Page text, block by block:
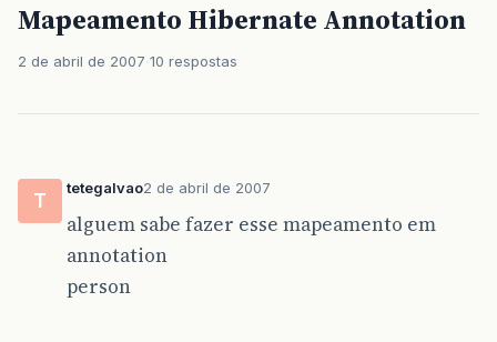
Mapeamento Hibernate Annotation
2 de abril de 2007 10 respostas
T
tetegalvao2 de abril de 2007
alguem sabe fazer esse mapeamento em
annotation
person